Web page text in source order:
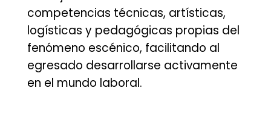
competencias técnicas, artísticas,
logísticas y pedagógicas propias del
fenómeno escénico, facilitando al
egresado desarrollarse activamente
en el mundo laboral.